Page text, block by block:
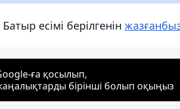
есімі берілгенін
ға қосылып,
бірінші болып оқыңыз